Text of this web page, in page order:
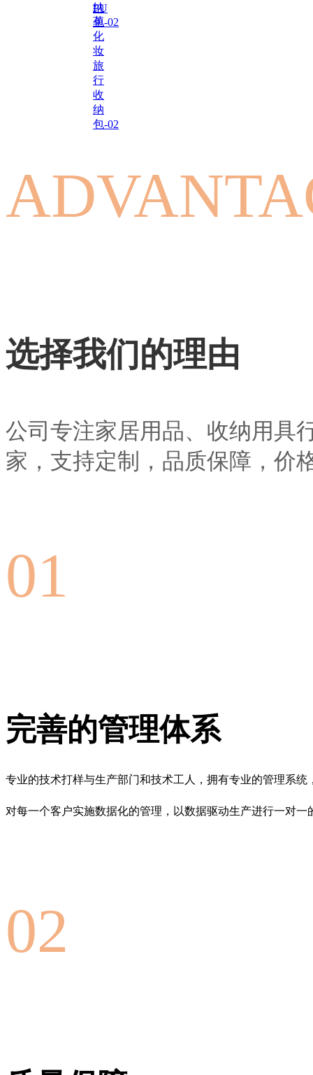
纳
包-02
PU
革
化
妆
旅
行
收
纳
包-02
选择我们的理由
公司专注家居用品、收纳用具
家，支持定制，品质保障，价
01
完善的管理体系
专业的技术打样与生产部门和技术工人，拥有专业的管理系
对每一个客户实施数据化的管理，以数据驱动生产进行一对
02